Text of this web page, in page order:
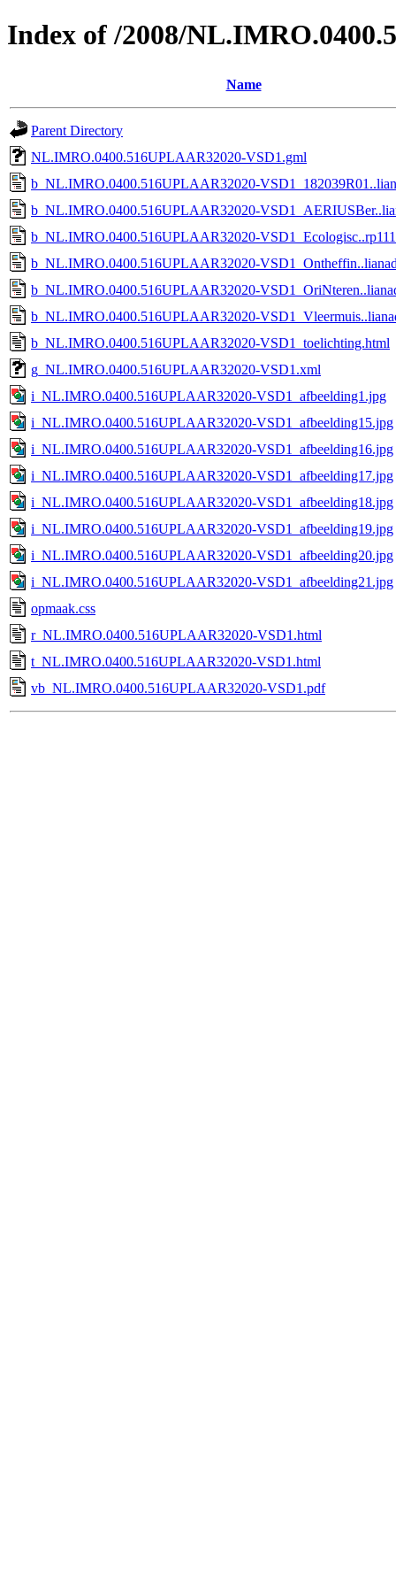
Index of /2008/
Name
Parent Directory
NL.IMRO.0400.516UPLAAR32020-VSD1.gml
b_NL.IMRO.0400.516UPLAAR32020-
b_NL.IMRO.0400.516UPLAAR32020-
b_NL.IMRO.0400.516UPLAAR32020-
b_NL.IMRO.0400.516UPLAAR32020-
b_NL.IMRO.0400.516UPLAAR32020-
b_NL.IMRO.0400.516UPLAAR32020-
b_NL.IMRO.0400.516UPLAAR32020-VSD1_toelichting.html
g_NL.IMRO.0400.516UPLAAR32020-VSD1.xml
i_NL.IMRO.0400.516UPLAAR32020-VSD1_afbeelding1.jpg
i_NL.IMRO.0400.516UPLAAR32020-VSD1_afbeelding15.jpg
i_NL.IMRO.0400.516UPLAAR32020-VSD1_afbeelding16.jpg
i_NL.IMRO.0400.516UPLAAR32020-VSD1_afbeelding17.jpg
i_NL.IMRO.0400.516UPLAAR32020-VSD1_afbeelding18.jpg
i_NL.IMRO.0400.516UPLAAR32020-VSD1_afbeelding19.jpg
i_NL.IMRO.0400.516UPLAAR32020-VSD1_afbeelding20.jpg
i_NL.IMRO.0400.516UPLAAR32020-VSD1_afbeelding21.jpg
opmaak.css
r_NL.IMRO.0400.516UPLAAR32020-VSD1.html
t_NL.IMRO.0400.516UPLAAR32020-VSD1.html
vb_NL.IMRO.0400.516UPLAAR32020-VSD1.pdf